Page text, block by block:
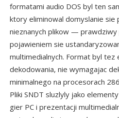
formatami audio DOS byl ten
ktory eliminowal domyslanie sie
nieznanych plikow —
pojawieniem sie
multimedialnych. Format byl tez
dekodowania, nie wymagajac
minimalnego na procesorach
Pliki SNDT sluzlyly jako
gier PC i prezentacji